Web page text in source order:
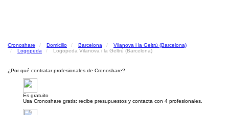
Cronoshare Domicilio Barcelona
Vilanova i la Geltrú (Barcelona)
Logopeda
Logopeda Vilanova i la Geltrú (Barcelona)
¿Por qué contratar profesionales de Cronoshare?
Es gratuito
Usa Cronoshare gratis: recibe presupuestos y contacta con 4 profesionales.